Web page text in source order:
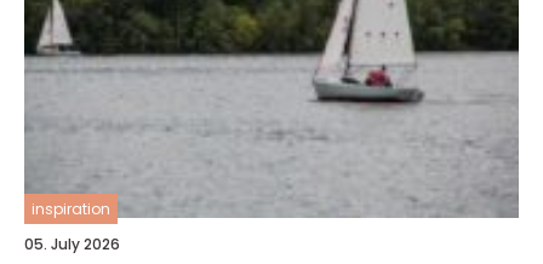
inspiration
05. July 2026